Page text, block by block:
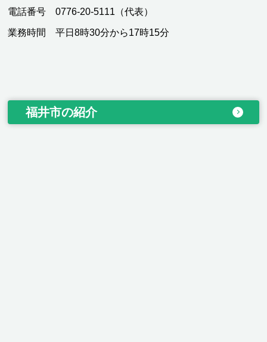
電話番号 0776-20-5111（代表）
業務時間 平日8時30分から17時15分
福井市の紹介